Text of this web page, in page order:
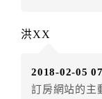
．訂房者使用「
件放棄訂單（
．每筆訂單異
洪XX
2018-02-05
訂房網站的主